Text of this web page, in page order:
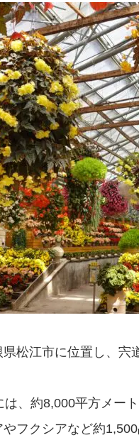
松江市に位置し、宍
、約8,000平方メー
フクシアなど約